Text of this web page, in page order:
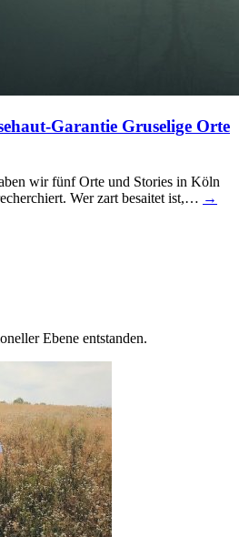
Garantie Gruselige Orte
wir fünf Orte und Stories in Köln
Wer zart besaitet ist,… →
Ebene entstanden.